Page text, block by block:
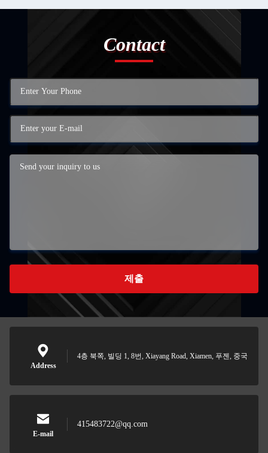
Contact
제출
Address
4층 북쪽, 빌딩 1, 8번, Xiayang Road, Xiamen, 푸젠, 중국
E-mail
415483722@qq.com